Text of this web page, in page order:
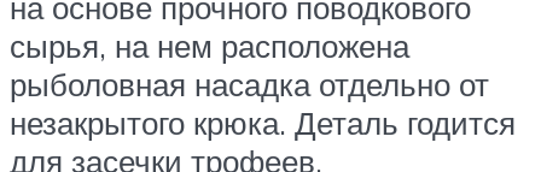
сырья, на нем расположена
рыболовная насадка отдельно от
незакрытого крюка. Деталь годится
для засечки трофеев,